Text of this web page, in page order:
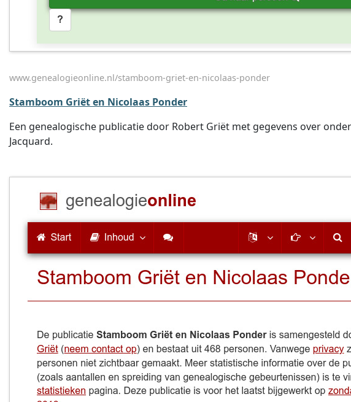
www.genealogieonline.nl/stamboom-griet-en-nicolaas-ponder
Stamboom Griët en Nicolaas Ponder
Een genealogische publicatie door Robert Griët met gegevens over
Jacquard.